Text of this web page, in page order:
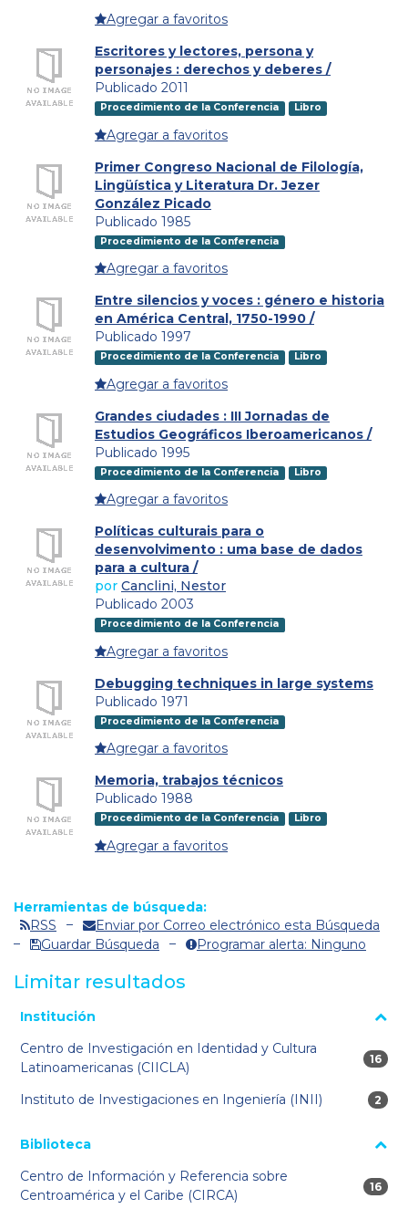
Agregar a favoritos
Escritores y lectores, persona y
personajes : derechos y deberes /
Publicado 2011
Procedimiento de la Conferencia Libro
Agregar a favoritos
Primer Congreso Nacional de Filología,
Lingüística y Literatura Dr. Jezer
González Picado
Publicado 1985
Procedimiento de la Conferencia
Agregar a favoritos
Entre silencios y voces : género e historia
en América Central, 1750-1990 /
Publicado 1997
Procedimiento de la Conferencia Libro
Agregar a favoritos
Grandes ciudades : III Jornadas de
Estudios Geográficos Iberoamericanos /
Publicado 1995
Procedimiento de la Conferencia Libro
Agregar a favoritos
Políticas culturais para o
desenvolvimento : uma base de dados
para a cultura /
por Canclini, Nestor
Publicado 2003
Procedimiento de la Conferencia
Agregar a favoritos
Debugging techniques in large systems
Publicado 1971
Procedimiento de la Conferencia
Agregar a favoritos
Memoria, trabajos técnicos
Publicado 1988
Procedimiento de la Conferencia Libro
Agregar a favoritos
Herramientas de búsqueda:
RSS
Enviar por Correo electrónico esta Búsqueda
Guardar Búsqueda
Programar alerta: Ninguno
Limitar resultados
La página se volverá a cargar cuando se seleccione o excluya
Institución
Centro de Investigación en Identidad y Cultura
Latinoamericanas (CIICLA)
16
16
Instituto de Investigaciones en Ingeniería (INII) 2
2
Biblioteca
Centro de Información y Referencia sobre
Centroamérica y el Caribe (CIRCA)
16
16